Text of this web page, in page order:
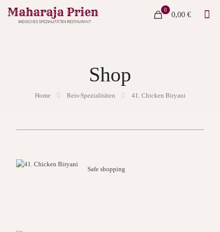
0
0,00 €
Shop
Home Reis-Spezialitäten 41. Chicken Biryani
Safe shopping